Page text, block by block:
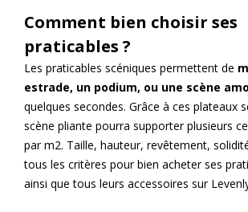
Comment bien choisir ses
praticables ?
Les praticables scéniques permettent de
estrade, un podium, ou une scène
quelques secondes. Grâce à ces plateaux
scène pliante pourra supporter plusieurs
par m2. Taille, hauteur, revêtement,
tous les critères pour bien acheter ses
ainsi que tous leurs accessoires sur